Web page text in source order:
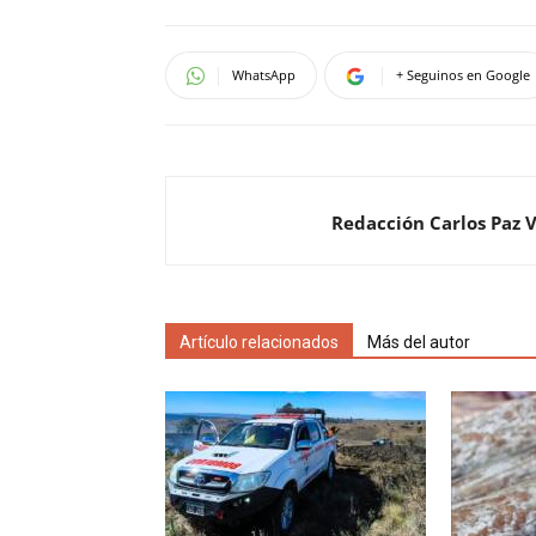
WhatsApp + Seguinos en Google
Redacción Carlos Paz
Artículo relacionados Más del autor